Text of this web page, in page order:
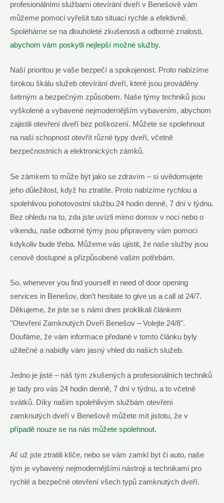
profesionálními službami otevírání dveří v Benešově vám
můžeme pomoci vyřešit tuto situaci rychle a efektivně.
Spoléháme se na dlouholeté zkušenosti a odborné znalosti,
abychom vám poskytli nejlepší možné služby.
Naší prioritou je vaše bezpečí a spokojenost. Proto nabízíme
širokou škálu služeb otevírání dveří, které jsou prováděny
šetrným a bezpečným způsobem. Naše týmy techniků jsou
vyškolené a vybavené nejmodernějším vybavením, abychom
zajistili otevření dveří bez poškození. Můžete se spolehnout
na naši schopnost otevřít různé typy dveří, včetně
bezpečnostních a elektronických zámků.
Se zámkem to může být jako se zdravím – si uvědomujete
jeho důležitost, když ho ztratíte. Proto nabízíme rychlou a
spolehlivou pohotovostní službu 24 hodin denně, 7 dní v týdnu.
Bez ohledu na to, zda jste uvízli mimo domov v noci nebo o
víkendu, naše odborné týmy jsou připraveny vám pomoci
kdykoliv bude třeba. Můžeme vás ujistit, že naše služby jsou
cenově dostupné a přizpůsobené vašim potřebám.
So, whenever you find yourself in need of door opening
services in Benešov, don’t hesitate to give us a call at 24/7.
Děkujeme, že jste se s námi dnes proklikali článkem
"Otevření Zamknutých Dveří Benešov – Volejte 24/8".
Doufáme, že vám informace předané v tomto článku byly
užitečné a nabídly vám jasný vhled do našich služeb.
Jedno je jisté – náš tým zkušených a profesionálních techniků
je tady pro vás 24 hodin denně, 7 dní v týdnu, a to včetně
svátků. Díky našim spolehlivým službám otevření
zamknutých dveří v Benešově můžete mít jistotu, že v
případě nouze se na nás můžete spolehnout.
Ať už jste ztratili klíče, nebo se vám zamkl byt či auto, naše
tým je vybavený nejmodernějšími nástroji a technikami pro
rychlé a bezpečné otevření všech typů zamknutých dveří.